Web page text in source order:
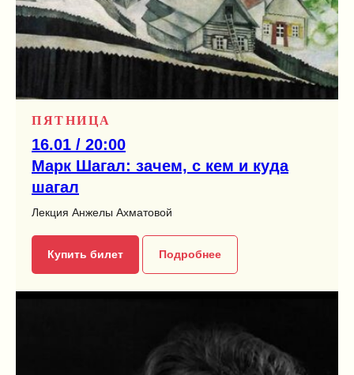
ПЯТНИЦА
16.01 / 20:00
Марк Шагал: зачем, с кем и куда
шагал
Лекция Анжелы Ахматовой
Купить билет Подробнее